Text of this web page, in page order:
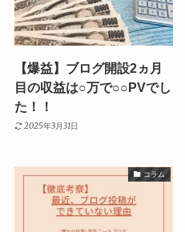
【爆益】ブログ開設2ヵ月
目の収益は○万で○○PVでし
た！！
2025年3月31日
コラム